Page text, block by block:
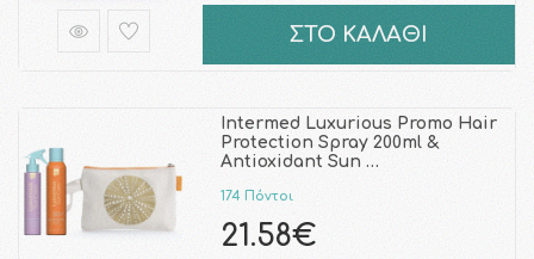
ΣΤΟ ΚΑΛΑΘΙ
Intermed Luxurious Promo Hair
Protection Spray 200ml &
Antioxidant Sun …
174 Πόντοι
21.58€